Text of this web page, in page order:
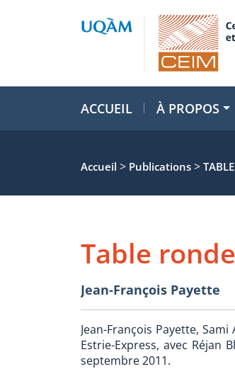
ACCUEIL À PROPOS
Accueil > Publications >
Table
Jean-François Payette
Jean-François Payette,
Estrie-Express, avec Réjan
septembre 2011.